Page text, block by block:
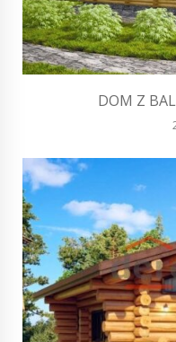
DOM Z